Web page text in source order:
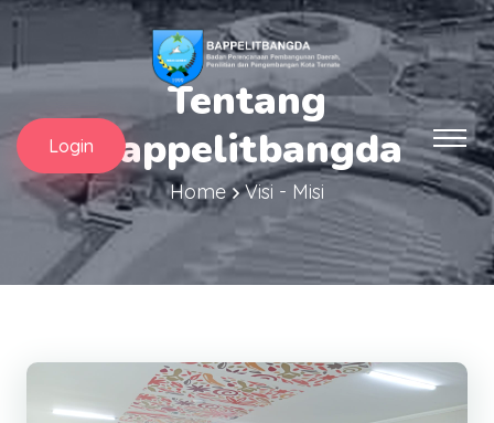
Login
Tentang
Bappelitbangda
Home Visi - Misi